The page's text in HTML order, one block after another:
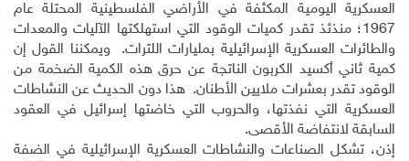
العسكرية اليومية المكثفة في الأراضي الفلسطينية المحتلة عام
1967؛ منذئذ تقدر كميات الوقود التي استهلكتها الآليات والمعدات
والطائرات العسكرية الإسرائيلية بمليارات اللترات. ويمكننا القول إن
كمية ثاني أكسيد الكربون الناتجة عن حرق هذه الكمية الضخمة من
الوقود تقدر بعشرات ملايين الأطنان. هذا دون الحديث عن النشاطات
العسكرية التي نفذتها، والحروب التي خاضتها إسرائيل في العقود
السابقة لانتفاضة الأقصى.
إذن، تشكل الصناعات والنشاطات العسكرية الإسرائيلية في الضفة